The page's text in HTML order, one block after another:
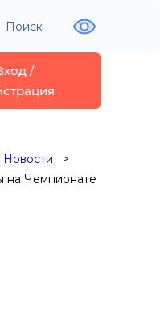
Поиск
/
Новости
на Чемпионате